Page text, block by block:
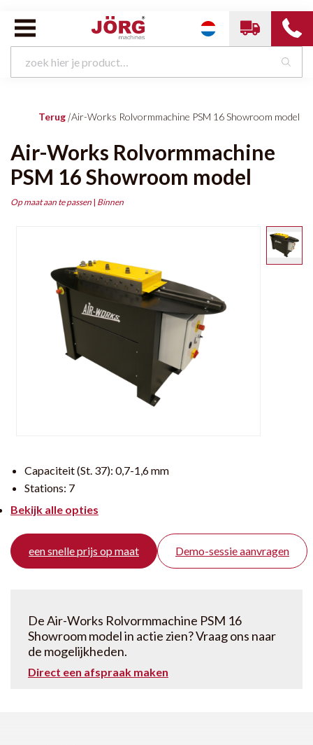
Terug |Air-Works Rolvormmachine PSM 16 Showroom model
Air-Works Rolvormmachine
PSM 16 Showroom model
Op maat aan te passen | Binnen
Capaciteit (St. 37): 0,7-1,6 mm
Stations: 7
Bekijk alle opties
een snelle prijs op maat Demo-sessie aanvragen
De Air-Works Rolvormmachine PSM 16
Showroom model in actie zien? Vraag ons naar
de mogelijkheden.
Direct een afspraak maken